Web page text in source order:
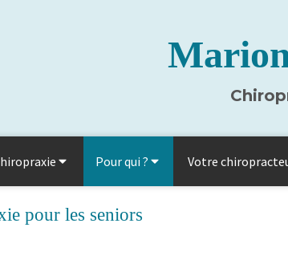
Pour qui ? Votre
pour les seniors